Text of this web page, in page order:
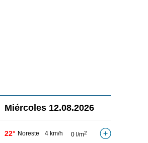
Miércoles 12.08.2026
22° Noreste 4 km/h 0 l/m2